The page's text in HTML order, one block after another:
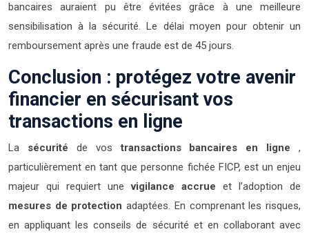
bancaires auraient pu être évitées grâce à une meilleure
sensibilisation à la sécurité. Le délai moyen pour obtenir un
remboursement après une fraude est de 45 jours.
Conclusion : protégez votre avenir
financier en sécurisant vos
transactions en ligne
La sécurité de vostransactions bancaires en ligne ,
particulièrement en tant que personne fichée FICP, est un enjeu
majeur qui requiert unevigilance accrue et l’adoption de
mesures de protectionadaptées. En comprenant les risques,
en appliquant les conseils de sécurité et en collaborant avec